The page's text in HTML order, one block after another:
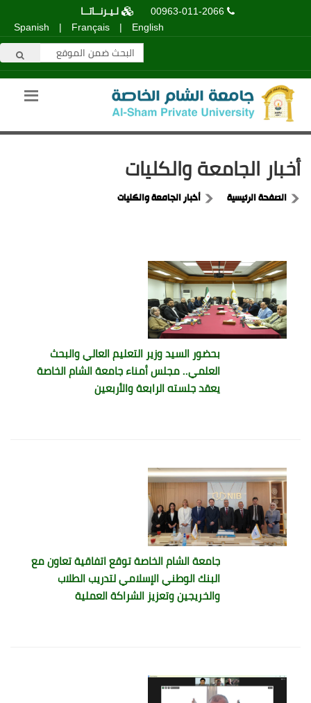
00963-011-2066
لـيـرنــاتــا
English
|
Français
|
Spanish
أخبار الجامعة والكليات
الصفحة الرئيسية أخبار الجامعة والكليات
بحضور السيد وزير التعليم العالي والبحث
العلمي.. مجلس أمناء جامعة الشام الخاصة
يعقد جلسته الرابعة والأربعين
جامعة الشام الخاصة توقع اتفاقية تعاون مع
البنك الوطني الإسلامي لتدريب الطلاب
والخريجين وتعزيز الشراكة العملية